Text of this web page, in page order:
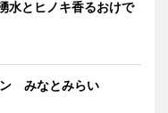
とヒノキ香るおけで
ン みなとみらい